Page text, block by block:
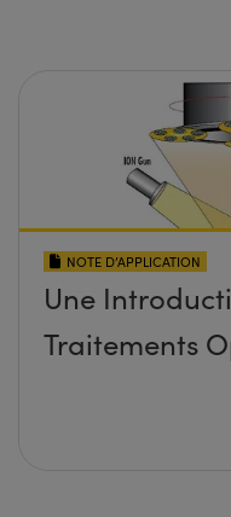
NOTE D’APPLICATION
Une
Traitements